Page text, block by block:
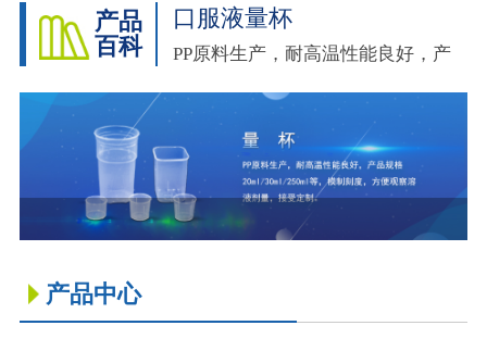
CDE查询
药品信息查询
产品
百科
口服液量杯
PP原料生产，耐高温性能良好，产
度，方便观察溶液剂量，接受定
制。
产品中心